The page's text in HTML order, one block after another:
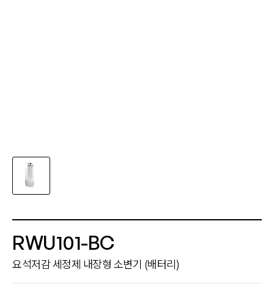
RWU101-BC
요석저감 세정제 내장형 소변기 (배터리)